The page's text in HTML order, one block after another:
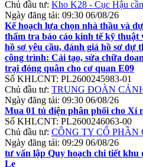
Chủ đầu tư: Kho K28 - Cục Hậu
Ngày đăng tải: 09:30 06/08/26
Kế hoạch lựa chọn nhà thầu và
thẩm tra báo cáo kinh tế kỹ thuật
hồ sơ yêu cầu, đánh giá hồ sơ dự
công trình: Cải tạo, sửa chữa
trại đóng quân cho cơ quan E09
Số KHLCNT: PL2600245983-01
Chủ đầu tư: TRUNG ĐOÀN
Ngày đăng tải: 09:30 06/08/26
Mua 01 tủ điện phân phối cho Xí
Số KHLCNT: PL2600246063-00
Chủ đầu tư: CÔNG TY CỔ PHẦN
Ngày đăng tải: 09:29 06/08/26
tư vấn lập Quy hoạch chi tiết khu
Le